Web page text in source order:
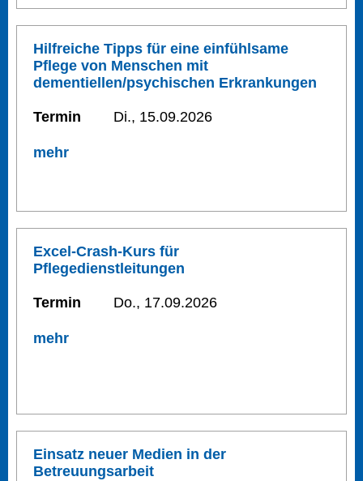
Hilfreiche Tipps für eine einfühlsame
Pflege von Menschen mit
dementiellen/psychischen Erkrankungen
Termin Di., 15.09.2026
mehr
Excel-Crash-Kurs für
Pflegedienstleitungen
Termin Do., 17.09.2026
mehr
Einsatz neuer Medien in der
Betreuungsarbeit